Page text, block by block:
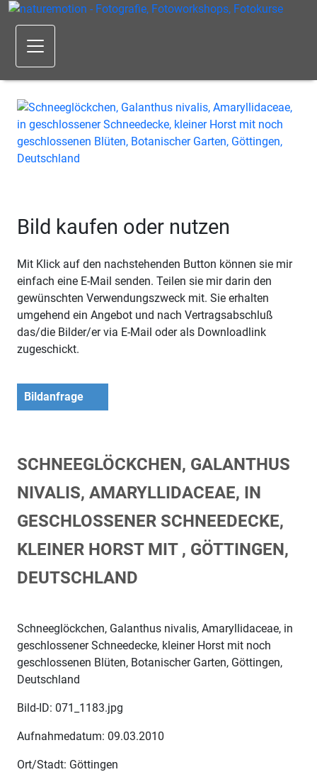
Bild kaufen oder nutzen
Mit Klick auf den nachstehenden Button können sie mir
einfach eine E-Mail senden. Teilen sie mir darin den
gewünschten Verwendungszweck mit. Sie erhalten
umgehend ein Angebot und nach Vertragsabschluß
das/die Bilder/er via E-Mail oder als Downloadlink
zugeschickt.
Bildanfrage
SCHNEEGLÖCKCHEN, GALANTHUS
NIVALIS, AMARYLLIDACEAE, IN
GESCHLOSSENER SCHNEEDECKE,
KLEINER HORST MIT , GÖTTINGEN,
DEUTSCHLAND
Schneeglöckchen, Galanthus nivalis, Amaryllidaceae, in
geschlossener Schneedecke, kleiner Horst mit noch
geschlossenen Blüten, Botanischer Garten, Göttingen,
Deutschland
Bild-ID: 071_1183.jpg
Aufnahmedatum: 09.03.2010
Ort/Stadt: Göttingen